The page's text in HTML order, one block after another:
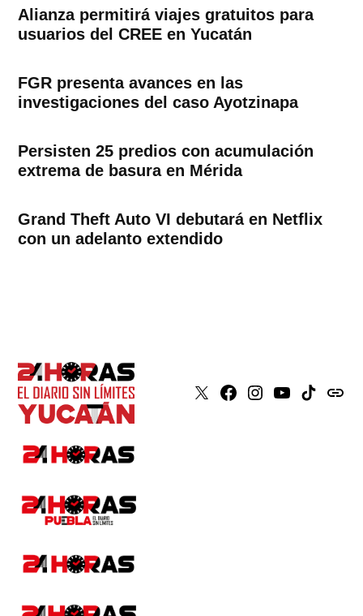
Alianza permitirá viajes gratuitos para
usuarios del CREE en Yucatán
FGR presenta avances en las
investigaciones del caso Ayotzinapa
Persisten 25 predios con acumulación
extrema de basura en Mérida
Grand Theft Auto VI debutará en Netflix
con un adelanto extendido
X Faceboook
Instagram
YoutubeTiktokissuu